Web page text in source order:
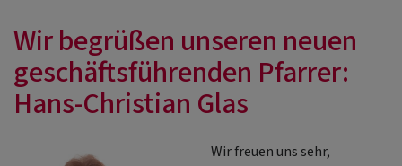
Wir begrüßen unseren neuen
geschäftsführenden Pfarrer:
Hans-Christian Glas
Wir freuen uns sehr,